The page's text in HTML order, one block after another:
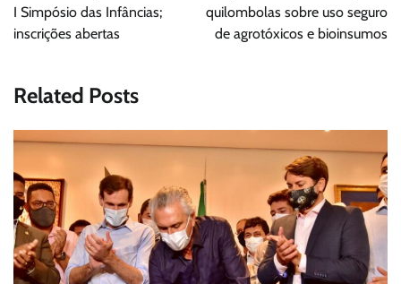
Post
I Simpósio das Infâncias;
inscrições abertas
quilombolas sobre uso seguro
de agrotóxicos e bioinsumos
Related Posts